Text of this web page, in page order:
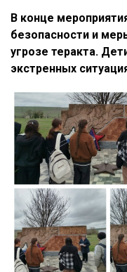
В конце
безопасности и
угрозе теракта.
экстренных